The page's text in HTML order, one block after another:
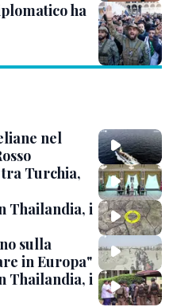
ha
nel
Turchia,
Thailandia, i
sulla
in Europa"
Thailandia, i